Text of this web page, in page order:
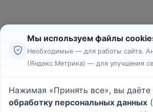
Реклама
Пользовательское
Политика
Мы используем файлы
Необходимые — для работы сайта.
(Яндекс.Метрика) — для улучшения
Нажимая «Принять все», вы даёте
обработку персональных данных